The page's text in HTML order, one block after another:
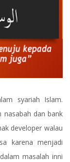
syariah Islam.
nasabah dan bank
developer walau
karena menjadi
masalah inni